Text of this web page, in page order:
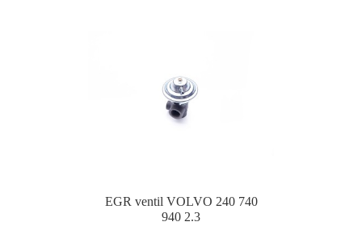
EGR ventil VOLVO 240 740
940 2.3